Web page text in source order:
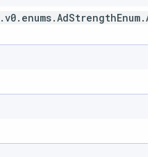
.v0. enums.AdStrengthEnum.Ad